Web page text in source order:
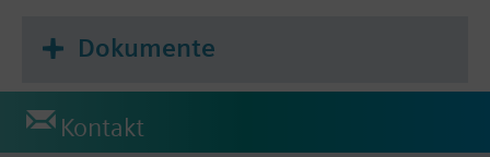
Dokumente
Kontakt